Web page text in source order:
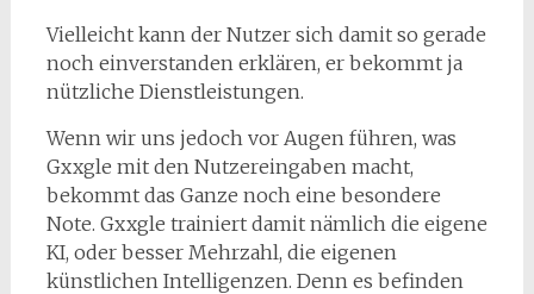
Vielleicht kann der Nutzer sich damit so gerade
noch einverstanden erklären, er bekommt ja
nützliche Dienstleistungen.
Wenn wir uns jedoch vor Augen führen, was
Gxxgle mit den Nutzereingaben macht,
bekommt das Ganze noch eine besondere
Note. Gxxgle trainiert damit nämlich die eigene
KI, oder besser Mehrzahl, die eigenen
künstlichen Intelligenzen. Denn es befinden